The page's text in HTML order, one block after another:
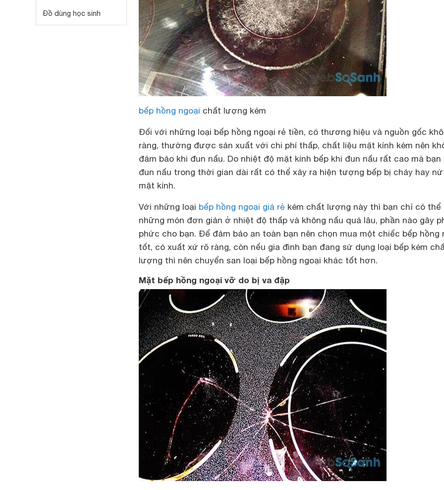
Đồ dùng học sinh
bếp hồng ngoại chất lượng kém
Đối với những loại bếp hồng ngoại rẻ tiền, có thương hiệu và nguồn gốc
ràng, thường được sản xuất với chi phí thấp, chất liệu mặt kính kém nên
đảm bảo khi đun nấu. Do nhiệt độ mặt kính bếp khi đun nấu rất cao mà bạn
đun nấu trong thời gian dài rất có thể xảy ra hiện tượng bếp bị cháy hay
mặt kính.
Với những loại bếp hồng ngoại giá rẻ kém chất lượng này thì bạn chỉ có thể
những món đơn giản ở nhiệt độ thấp và không nấu quá lâu, phần nào gây
phức cho bạn. Để đảm bảo an toàn bạn nên chọn mua một chiếc bếp hồng
tốt, có xuất xứ rõ ràng, còn nếu gia đình bạn đang sử dụng loại bếp kém
lượng thì nên chuyển san loại bếp hồng ngoại khác tốt hơn.
Mặt bếp hồng ngoại vỡ do bị va đập